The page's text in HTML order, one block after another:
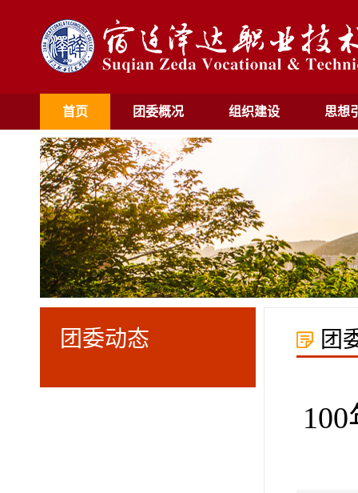
首页 团委概况 组织建设 思想
团委动态 团